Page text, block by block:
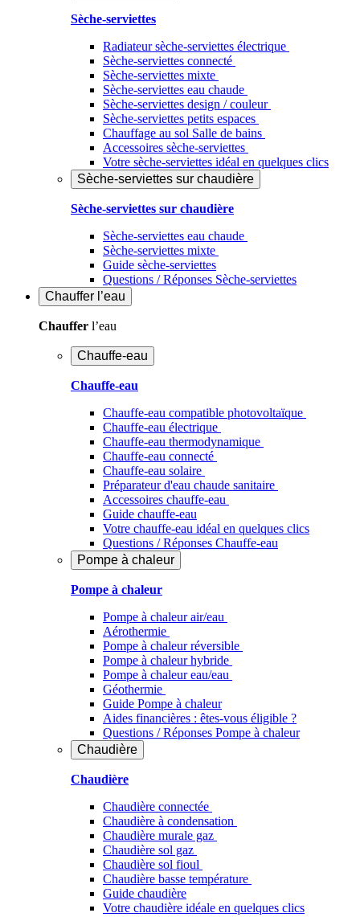
Sèche-serviettes
Radiateur sèche-serviettes électrique
Sèche-serviettes connecté
Sèche-serviettes mixte
Sèche-serviettes eau chaude
Sèche-serviettes design / couleur
Sèche-serviettes petits espaces
Chauffage au sol Salle de bains
Accessoires sèche-serviettes
Votre sèche-serviettes idéal en quelques clics
Sèche-serviettes sur chaudière
Sèche-serviettes sur chaudière
Sèche-serviettes eau chaude
Sèche-serviettes mixte
Guide sèche-serviettes
Questions / Réponses Sèche-serviettes
Chauffer l’eau
Chauffer l’eau
Chauffe-eau
Chauffe-eau
Chauffe-eau compatible photovoltaïque
Chauffe-eau électrique
Chauffe-eau thermodynamique
Chauffe-eau connecté
Chauffe-eau solaire
Préparateur d'eau chaude sanitaire
Accessoires chauffe-eau
Guide chauffe-eau
Votre chauffe-eau idéal en quelques clics
Questions / Réponses Chauffe-eau
Pompe à chaleur
Pompe à chaleur
Pompe à chaleur air/eau
Aérothermie
Pompe à chaleur réversible
Pompe à chaleur hybride
Pompe à chaleur​ eau/eau
Géothermie
Guide Pompe à chaleur
Aides financières : êtes-vous éligible ?
Questions / Réponses Pompe à chaleur
Chaudière
Chaudière
Chaudière connectée
Chaudière à condensation
Chaudière murale gaz
Chaudière sol gaz
Chaudière sol fioul
Chaudière basse température
Guide chaudière
Votre chaudière idéale en quelques clics